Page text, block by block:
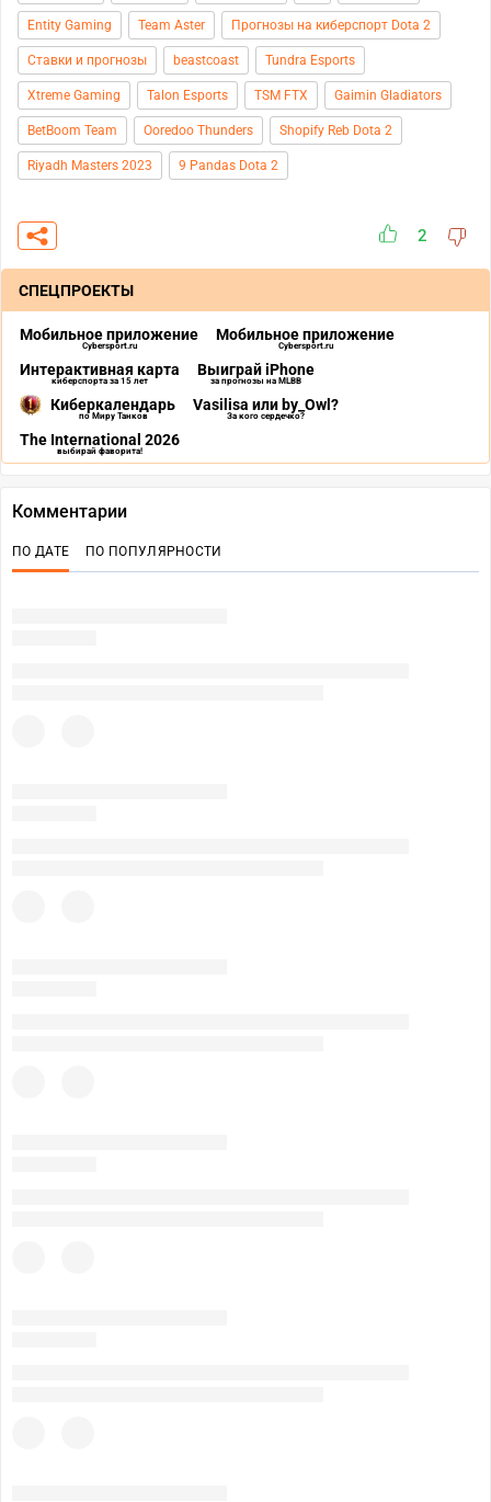
Entity Gaming Team Aster Прогнозы на киберспорт Dota 2
Ставки и прогнозы beastcoast Tundra Esports
Xtreme Gaming Talon Esports TSM FTX Gaimin Gladiators
BetBoom Team Ooredoo Thunders Shopify Reb Dota 2
Riyadh Masters 2023 9 Pandas Dota 2
2
СПЕЦПРОЕКТЫ
Мобильное приложение
Cybersport.ru
Мобильное приложение
Cybersport.ru
Интерактивная карта
киберспорта за 15 лет
Выиграй iPhone
за прогнозы на MLBB
Киберкалендарь
по Миру Танков
Vasilisa или by_Owl?
За кого сердечко?
The International 2026
выбирай фаворита!
Комментарии
ПО ДАТЕ ПО ПОПУЛЯРНОСТИ